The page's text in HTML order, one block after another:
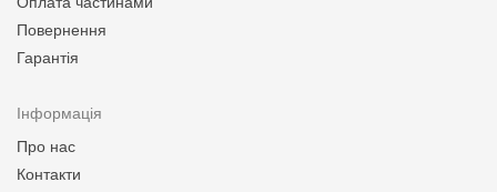
Повернення
Гарантія
Інформація
Про нас
Контакти